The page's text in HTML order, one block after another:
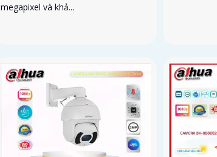
megapixel và khả...